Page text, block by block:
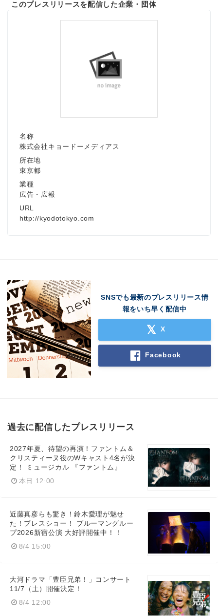
このプレスリリースを配信した企業・団体
名称
株式会社キョードーメディアス
所在地
東京都
業種
広告・広報
URL
http://kyodotokyo.com
SNSでも最新のプレスリリース情
報をいち早く配信中
X
Facebook
過去に配信したプレスリリース
2027年夏、待望の再演！ファントム＆
クリスティーヌ役のWキャスト4名が決
定！ ミュージカル 『ファントム』
本日 12:00
近藤真彦らも驚き！鈴木愛理が魅せ
た！プレスショー！ ブルーマングルー
プ2026新宿公演 大好評開催中！！
8/4 15:00
大河ドラマ「豊臣兄弟！」コンサート
11/7（土）開催決定！
8/4 12:00